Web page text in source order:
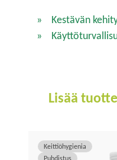
Kestävän
Lisää
Keittiöhygienia
Puhdistus